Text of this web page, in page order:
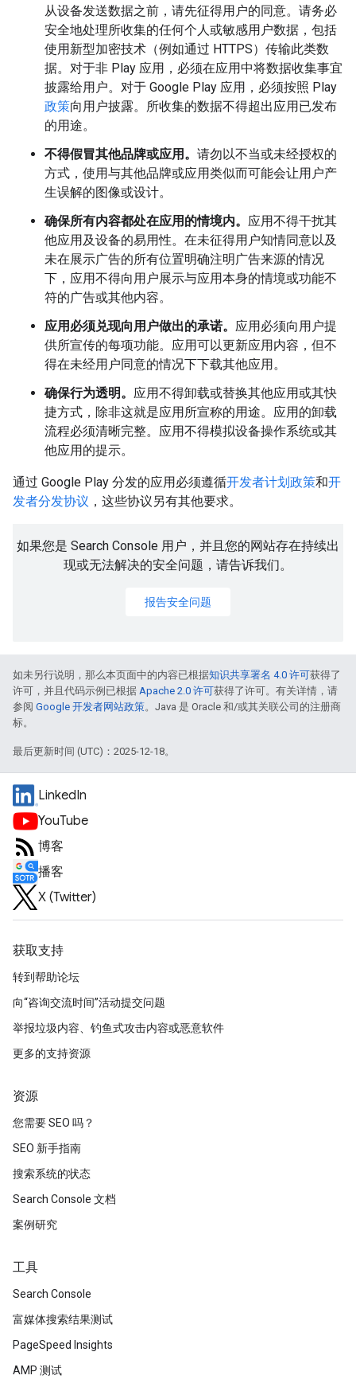
从设备发送数据之前，请先征得用户的同意。请务必
安全地处理所收集的任何个人或敏感用户数据，包括
使用新型加密技术（例如通过 HTTPS）传输此类数
据。对于非 Play 应用，必须在应用中将数据收集事宜
披露给用户。对于 Google Play 应用，必须按照 Play
政策向用户披露。所收集的数据不得超出应用已发布
的用途。
不得假冒其他品牌或应用。 请勿以不当或未经授权的
方式，使用与其他品牌或应用类似而可能会让用户产
生误解的图像或设计。
确保所有内容都处在应用的情境内。 应用不得干扰其
他应用及设备的易用性。在未征得用户知情同意以及
未在展示广告的所有位置明确注明广告来源的情况
下，应用不得向用户展示与应用本身的情境或功能不
符的广告或其他内容。
应用必须兑现向用户做出的承诺。 应用必须向用户提
供所宣传的每项功能。应用可以更新应用内容，但不
得在未经用户同意的情况下下载其他应用。
确保行为透明。 应用不得卸载或替换其他应用或其快
捷方式，除非这就是应用所宣称的用途。应用的卸载
流程必须清晰完整。应用不得模拟设备操作系统或其
他应用的提示。
通过 Google Play 分发的应用必须遵循开发者计划政策和开
发者分发协议 ，这些协议另有其他要求。
如果您是 Search Console 用户，并且您的网站存在持续出
现或无法解决的安全问题，请告诉我们。
报告安全问题
如未另行说明，那么本页面中的内容已根据知识共享署名 4.0 许可获得了
许可，并且代码示例已根据 Apache 2.0 许可获得了许可。有关详情，请
参阅 Google 开发者网站政策。Java 是 Oracle 和/或其关联公司的注册商
标。
最后更新时间 (UTC)：2025-12-18。
LinkedIn
YouTube
博客
播客
X (Twitter)
获取支持
转到帮助论坛
向“咨询交流时间”活动提交问题
举报垃圾内容、钓鱼式攻击内容或恶意软件
更多的支持资源
资源
您需要 SEO 吗？
SEO 新手指南
搜索系统的状态
Search Console 文档
案例研究
工具
Search Console
富媒体搜索结果测试
PageSpeed Insights
AMP 测试